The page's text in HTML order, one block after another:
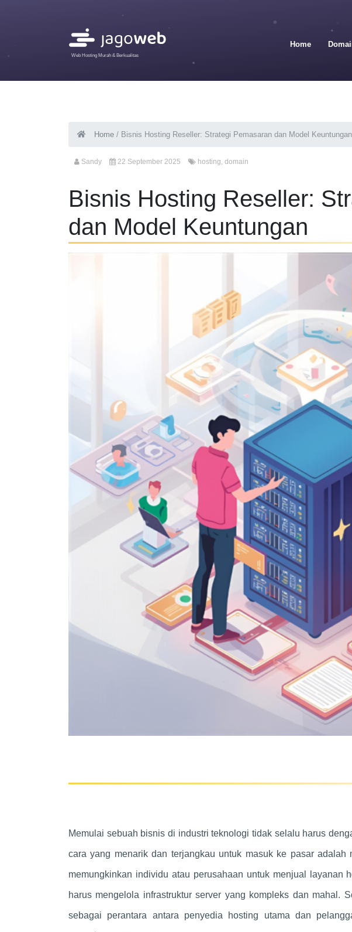
Web Hosting Murah & Berkualitas
Home
Home / Bisnis Hosting Reseller: Strategi Pemasaran dan Model Keuntungan
Sandy 22 September 2025 hosting, domain
Bisnis Hosting Reseller:
dan Model Keuntungan
Memulai sebuah bisnis di industri teknologi tidak selalu harus
cara yang menarik dan terjangkau untuk masuk ke pasar
memungkinkan individu atau perusahaan untuk menjual layanan
harus mengelola infrastruktur server yang kompleks dan mahal.
sebagai perantara antara penyedia hosting utama dan